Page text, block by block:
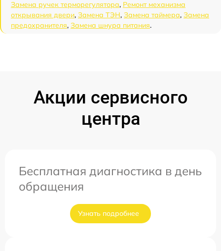
Замена ручек терморегулятора, Ремонт механизма
открывания двери, Замена ТЭН, Замена таймера, Замена
предохранителя, Замена шнура питания.
Акции сервисного
центра
Бесплатная диагностика в день
обращения
Узнать подробнее